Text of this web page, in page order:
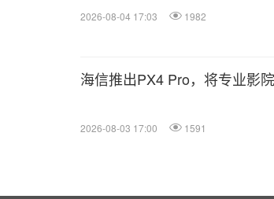
2026-08-04 17:03 1982
海信推出PX4 Pro，将专业影
2026-08-03 17:00 1591